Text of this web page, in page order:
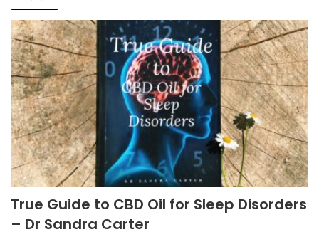
True Guide to CBD Oil for Sleep Disorders
– Dr Sandra Carter